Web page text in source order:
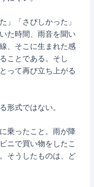
」「さびしかった」
た時間、雨音を聞い
、そこに生まれた感
ことである。そし
って再び立ち上がる
形式ではない。
乗ったこと。雨が降
ニで買い物をしたこ
そうしたものは、ど